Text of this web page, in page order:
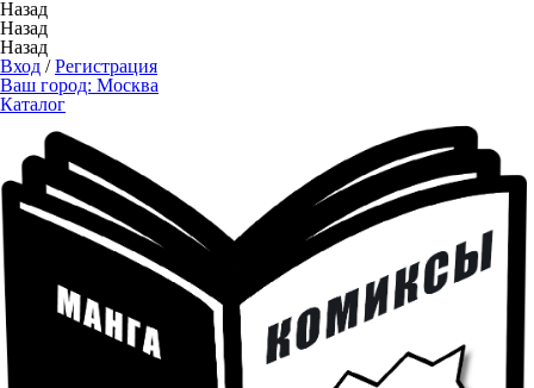
Назад
Назад
Назад
Вход /Регистрация
Ваш город: Москва
Каталог